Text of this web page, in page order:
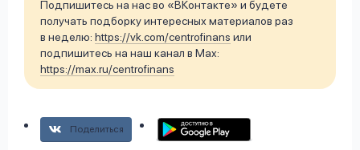
Подпишитесь на нас во «ВКонтакте» и будете
получать подборку интересных материалов раз
в неделю: https://vk.com/centrofinans или
подпишитесь на наш канал в Max:
https://max.ru/centrofinans
Поделиться